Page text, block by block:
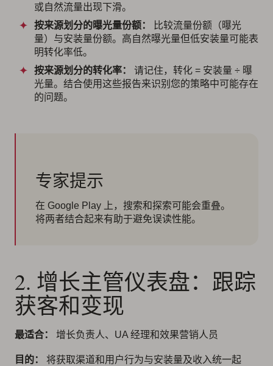
或自然流量出现下滑。
按来源划分的曝光量份额：
比较流量份额（曝光
量）与安装量份额。高自然曝光量但低安装量可能表
明转化率低。
按来源划分的转化率：
请记住，转化 = 安装量 ÷ 曝
光量。结合使用这些报告来识别您的策略中可能存在
的问题。
专家提示
在 Google Play 上，搜索和探索可能会重叠。
将两者结合起来有助于避免误读性能。
2. 增长主管仪表盘：跟踪
获客和变现
最适合： 增长负责人、UA 经理和效果营销人员
目的：
将获取渠道和用户行为与安装量及收入统一起